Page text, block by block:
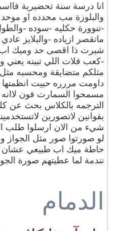
انا درسة سنة تحضيرية
والبلوزة مب محدده او موحد
-تنوورة حكليه -سوده -
ماتقصر ازياده -والبلايز
شيرت ذا اقصى حد وميك
-كعب فلات اللي تبينه يعني
مثلكم متضايقة ومحسبه مثل
داومت مررره حبيت انظمتها
مسمحوا السمارت فون لاانه
الترجمه بالكلاس بحث عن
بقوانين لاتصورين
شيء من الان ارسلوا طلب
لو صورتوا صور مثل الجواز
حاطة ميك اب طبيعي عشان
نندمة لما عطيتهم صورة
الدمام